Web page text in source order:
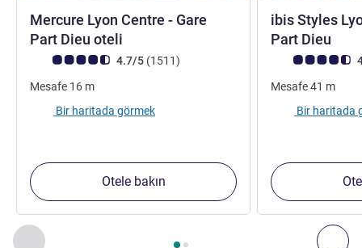
Önceki - Yakınlardaki diğer tesislerimiz
Sayfa , Yakınlardaki diğer tesislerimiz 1 :, Yakınlardaki
Mercure Lyon Centre - Gare
Part Dieu oteli
Avis müşterileri puanı (ALL Puanlama)
4.7/5 (1511görüş
)
Mesafe 16 m
Bir haritada görmek
Otele bakın
ibis Styles
Part Dieu
Avis müşterileri
Mesafe41 m
Bir haritada